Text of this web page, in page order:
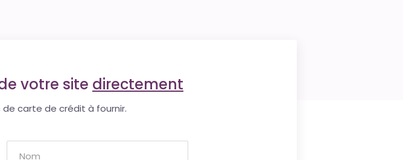
votre site directement
carte de crédit à fournir.